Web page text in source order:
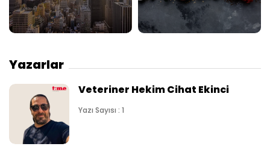
Yazarlar
Veteriner Hekim Cihat Ekinci
Yazı Sayısı : 1